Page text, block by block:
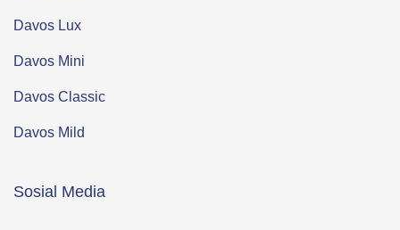
Davos Lux
Davos Mini
Davos Classic
Davos Mild
Sosial Media